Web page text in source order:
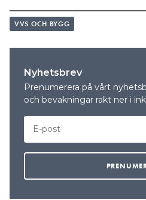
VVS OCH BYGG
Nyhetsbrev
Prenumerera på vårt
och bevakningar rakt ner i